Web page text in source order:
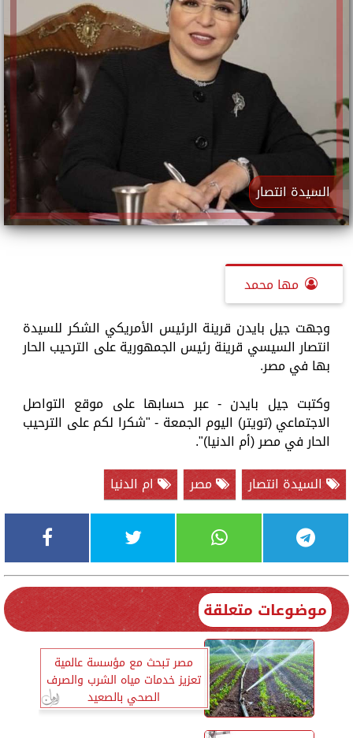
السيدة انتصار
مها محمد
وجهت جيل بايدن قرينة الرئيس الأمريكي الشكر للسيدة
انتصار السيسي قرينة رئيس الجمهورية على الترحيب الحار
بها في مصر.
وكتبت جيل بايدن - عبر حسابها على موقع التواصل
الاجتماعي (تويتر) اليوم الجمعة - "شكرا لكم على الترحيب
الحار في مصر (أم الدنيا)".
السيدة انتصار
مصر ام الدنيا
موضوعات متعلقة
مصر تبحث مع مؤسسة عالمية
تعزيز خدمات مياه الشرب والصرف
الصحي بالصعيد